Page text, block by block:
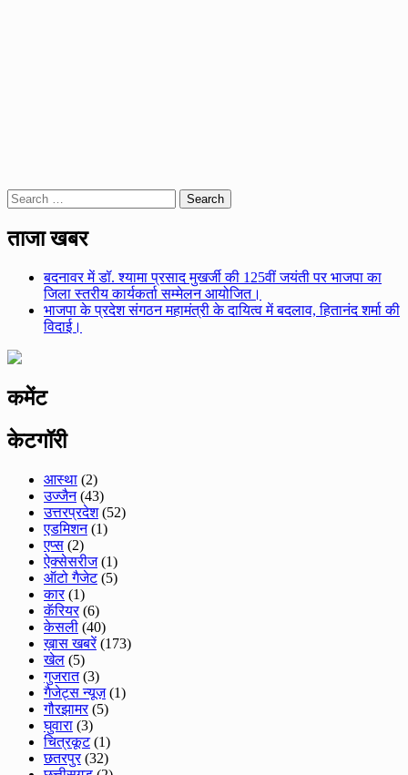
Search
for:
ताजा खबर
बदनावर में डॉ. श्यामा प्रसाद मुखर्जी की 125वीं जयंती पर भाजपा का
जिला स्तरीय कार्यकर्ता सम्मेलन आयोजित।
भाजपा के प्रदेश संगठन महामंत्री के दायित्व में बदलाव, हितानंद शर्मा की
विदाई।
कमेंट
केटगॉरी
आस्था (2)
उज्जैन(43)
उत्तरप्रदेश(52)
एडमिशन(1)
एप्स (2)
ऐक्सेसरीज(1)
ऑटो गैजेट(5)
कार(1)
कॅरियर(6)
केसली (40)
ख़ास खबरें(173)
खेल (5)
गुजरात(3)
गैजेट्स न्यूज़(1)
गौरझामर(5)
घुवारा (3)
चित्रकूट(1)
छतरपुर(32)